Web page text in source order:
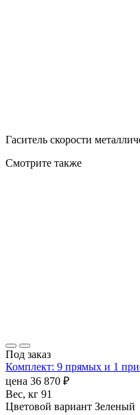
Гаситель скорости
Смотрите также
Под заказ
Комплект: 9 прямых и 1
цена 36 870 ₽
Вес, кг 91
Цветовой вариант Зеленый